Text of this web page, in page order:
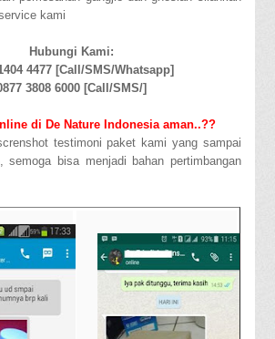
kami
Hubungi Kami:
4477 [Call/SMS/Whatsapp]
3808 6000 [Call/SMS/]
di De Nature Indonesia aman..??
testimoni paket kami yang sampai
semoga bisa menjadi bahan pertimbangan